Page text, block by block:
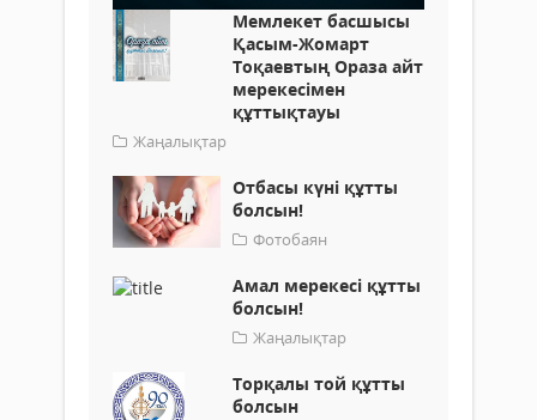
Мемлекет басшысы
Қасым-Жомарт
Тоқаевтың Ораза айт
мерекесімен
құттықтауы
Жаңалықтар
Отбасы күні құтты
болсын!
Фотобаян
Амал мерекесі құтты
болсын!
Жаңалықтар
Торқалы той құтты
болсын